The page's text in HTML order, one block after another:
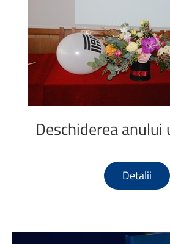
Deschidereaanului
Detalii